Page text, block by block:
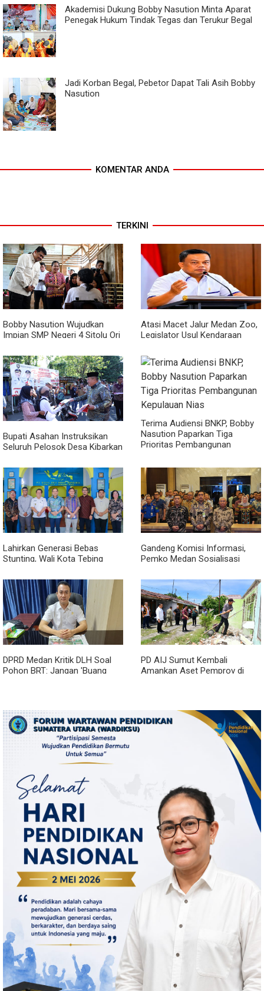
Akademisi Dukung Bobby Nasution Minta Aparat
Penegak Hukum Tindak Tegas dan Terukur Begal
Jadi Korban Begal, Pebetor Dapat Tali Asih Bobby
Nasution
KOMENTAR ANDA
TERKINI
Bobby Nasution Wujudkan
Impian SMP Negeri 4 Sitolu Ori
Atasi Macet Jalur Medan Zoo,
Legislator Usul Kendaraan
Royal Sumatera
Bupati Asahan Instruksikan
Seluruh Pelosok Desa Kibarkan
Terima Audiensi BNKP, Bobby
Nasution Paparkan Tiga
Prioritas Pembangunan
Lahirkan Generasi Bebas
Stunting, Wali Kota Tebing
SP3 Catin
Gandeng Komisi Informasi,
Pemko Medan Sosialisasi
DPRD Medan Kritik DLH Soal
Pohon BRT: Jangan 'Buang
PD AIJ Sumut Kembali
Amankan Aset Pemprov di